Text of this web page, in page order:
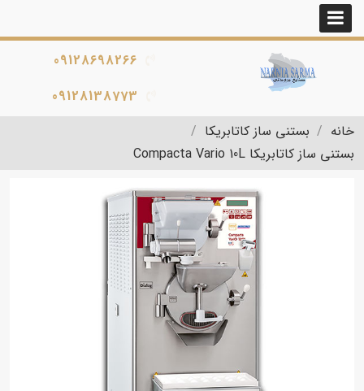
09128698266
09128138773
خانه
بستنی ساز کاتابریکا
بستنی ساز کاتابریکا Compacta Vario 10L